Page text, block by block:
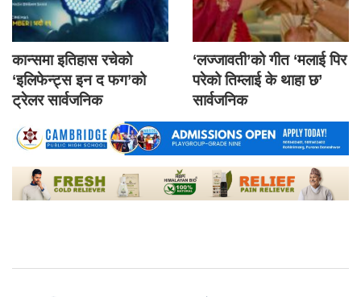
कान्समा इतिहास रचेको
‘इलिफेन्ट्स इन द फग’को
ट्रेलर सार्वजनिक
‘लज्जावती’को गीत ‘मलाई पिर
परेको तिम्लाई के थाहा छ’
सार्वजनिक